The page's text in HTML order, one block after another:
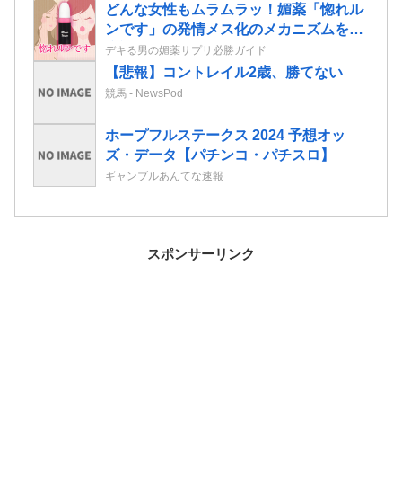
どんな女性もムラムラッ！媚薬「惚れル
ンです」の発情メス化のメカニズムを徹
底調査
デキる男の媚薬サプリ必勝ガイド
【悲報】コントレイル2歳、勝てない
競馬 - NewsPod
ホープフルステークス 2024 予想オッ
ズ・データ【パチンコ・パチスロ】
ギャンブルあんてな速報
スポンサーリンク